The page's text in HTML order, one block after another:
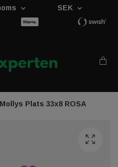
SEK
Mollys Plats 33x8 ROSA